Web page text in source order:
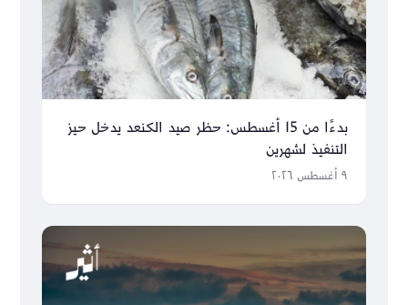
بدءًا من 15 أغسطس: حظر صيد الكنعد يدخل حيز
التنفيذ لشهرين
٩ أغسطس ٢٠٢٦